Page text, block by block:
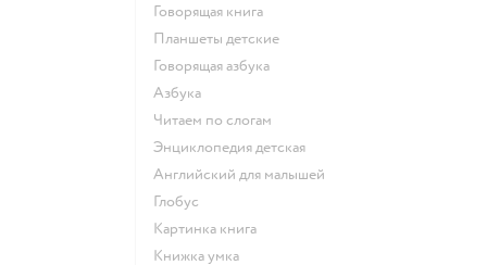
говорящая книга
Планшеты детские
говорящая азбука
азбука
читаем по слогам
энциклопедия детская
английский для малышей
глобус
картинка книга
книжка умка